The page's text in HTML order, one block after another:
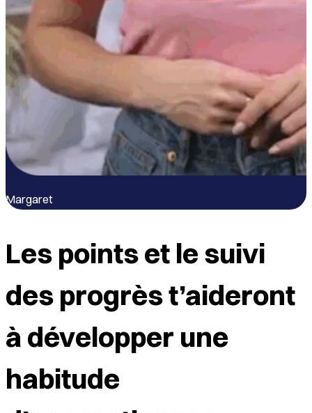
Margaret
Les points et le suivi
des progrès t’aideront
à développer une
habitude